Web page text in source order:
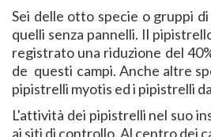
Sei delle otto specie o gruppi
quelli senza pannelli. Il
registrato una riduzione del
de questi campi. Anche altre
pipistrelli myotis ed i pipistrelli
L'attività dei pipistrelli nel suo
ai siti di controllo. Al centro dei